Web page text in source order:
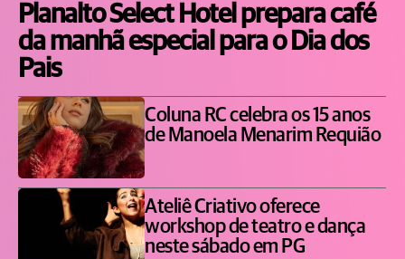
Planalto Select Hotel prepara café
da manhã especial para o Dia dos
Pais
Coluna RC celebra os 15 anos
de Manoela Menarim Requião
Ateliê Criativo oferece
workshop de teatro e dança
neste sábado em PG